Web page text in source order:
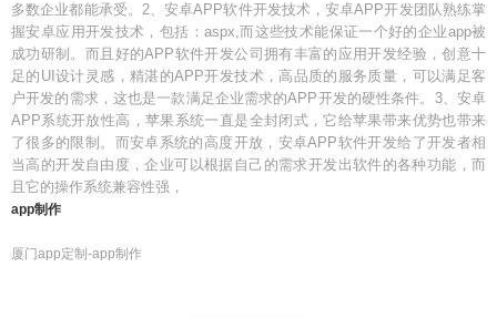
多数企业都能承受。2、安卓APP软件开发技术，安卓APP开发团队熟练掌
握安卓应用开发技术，包括：aspx,而这些技术能保证一个好的企业app被
成功研制。而且好的APP软件开发公司拥有丰富的应用开发经验，创意十
足的UI设计灵感，精湛的APP开发技术，高品质的服务质量，可以满足客
户开发的需求，这也是一款满足企业需求的APP开发的硬性条件。3、安卓
APP系统开放性高，苹果系统一直是全封闭式，它给苹果带来优势也带来
了很多的限制。而安卓系统的高度开放，安卓APP软件开发给了开发者相
当高的开发自由度，企业可以根据自己的需求开发出软件的各种功能，而
且它的操作系统兼容性强，
app制作
厦门app定制-app制作